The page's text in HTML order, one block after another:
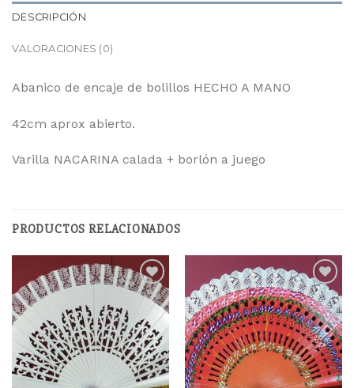
DESCRIPCIÓN
VALORACIONES (0)
Abanico de encaje de bolillos HECHO A MANO
42cm aprox abierto.
Varilla NACARINA calada + borlón a juego
PRODUCTOS RELACIONADOS
Añadir
a la
lista
de
deseos
Añadir
a la
lista
de
deseos